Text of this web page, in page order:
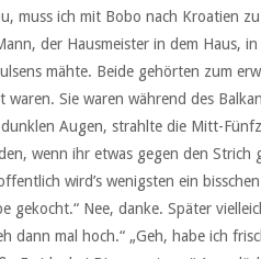
muss ich mit Bobo nach Kroatien
der Hausmeister in dem Haus,
mähte. Beide gehörten zum
waren. Sie waren während des
Augen, strahlte die Mitt-
wenn ihr etwas gegen den
wird’s wenigsten ein
gekocht.“ Nee, danke. Später
dann mal hoch.“ „Geh, habe ich